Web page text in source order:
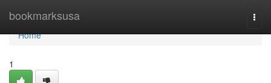
bookmarksusa
Home
Home
1